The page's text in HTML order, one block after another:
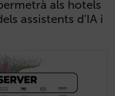
als hotels
assistents d’IA i